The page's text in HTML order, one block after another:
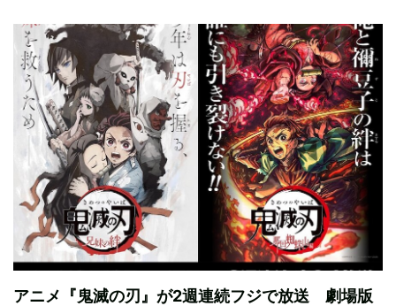
アニメ『鬼滅の刃』が2週連続フジで放送 劇場版